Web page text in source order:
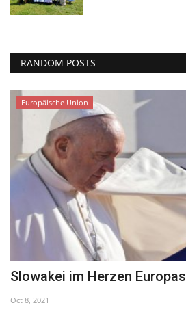
RANDOM POSTS
Europäische Union
Slowakei im Herzen Europas
Oct 8, 2021